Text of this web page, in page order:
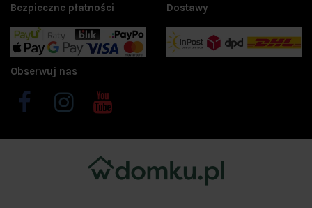
Bezpieczne płatności Dostawy
Obserwuj nas